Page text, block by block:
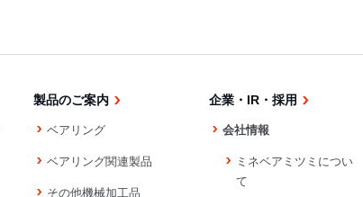
製品のご案内
ベアリング
ベアリング関連製品
その他機械加工品
企業・IR・採用
会社情報
ミネベアミツミについ
て